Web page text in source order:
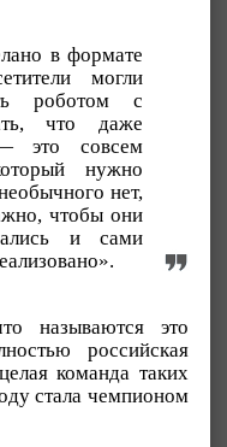
в формате
могли
роботом с
что даже
это совсем
нужно
нет,
чтобы они
и сами
называются это
российская
команда таких
стала чемпионом